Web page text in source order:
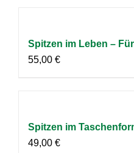
Spitzen im Leben –
55,00 €
Spitzen im
49,00 €